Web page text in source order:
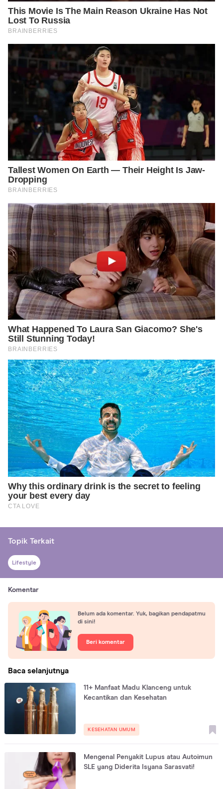
Topik Terkait
Lifestyle
Komentar
Belum ada komentar. Yuk, bagikan pendapatmu
di sini!
Beri komentar
Baca selanjutnya
11+ Manfaat Madu Klanceng untuk
Kecantikan dan Kesehatan
KESEHATAN UMUM
Mengenal Penyakit Lupus atau Autoimun
SLE yang Diderita Isyana Sarasvati!